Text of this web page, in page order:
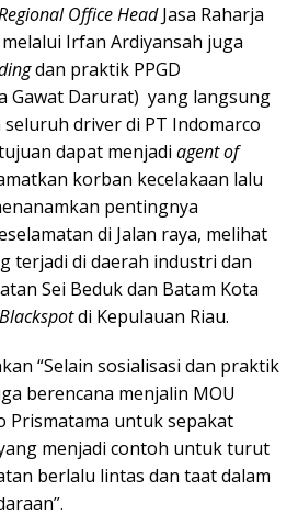
Office HeadJasa Raharja
Irfan Ardiyansah juga
dan praktik PPGD
Gawat Darurat) yang langsung
driver di PT Indomarco
dapat menjadi agent of
korban kecelakaan lalu
pentingnya
di Jalan raya, melihat
terjadi di daerah industri dan
Sei Beduk dan Batam Kota
Blackspotdi Kepulauan Riau.
“Selain sosialisasi dan praktik
berencana menjalin MOU
Prismatama untuk sepakat
menjadi contoh untuk turut
berlalu lintas dan taat dalam